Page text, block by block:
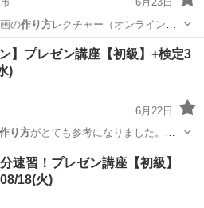
の作り方レクチャー（オンライン）
コミュニティ
】プレゼン講座【初級】+検定3
)
6月22日
り方がとても参考になりました。そ
オンライン
速習！プレゼン講座【初級】
18(火)